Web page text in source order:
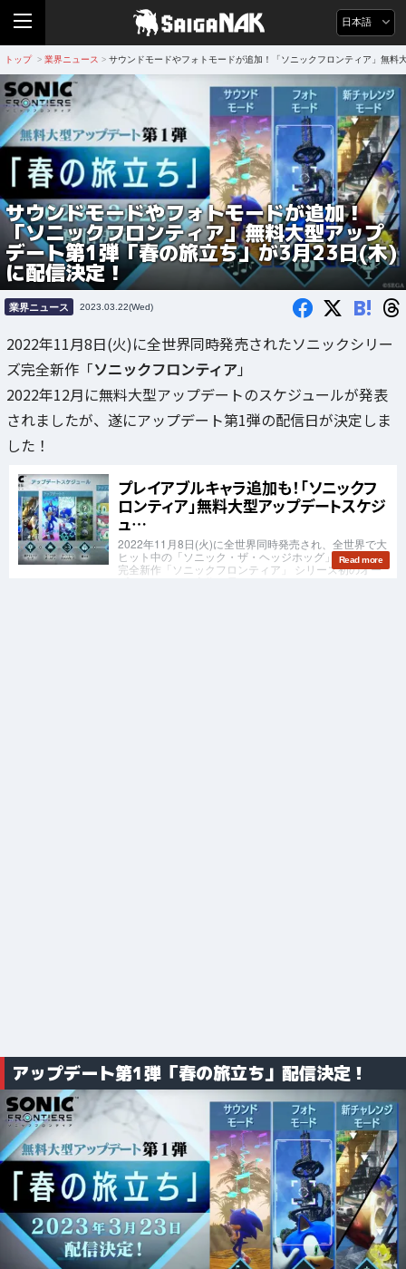
日本語
トップ > 業界ニュース > サウンドモードやフォトモードが追加！「ソニックフロンティア」無
サウンドモードやフォトモードが追加！
「ソニックフロンティア」無料大型アップ
デート第1弾「春の旅立ち」が3月23日(木)
に配信決定！
業界ニュース 2023.03.22(Wed) B!
2022年11月8日(火)に全世界同時発売されたソニックシリー
ズ完全新作「ソニックフロンティア」
2022年12月に無料大型アップデートのスケジュールが発表
されましたが、遂にアップデート第1弾の配信日が決定しま
した！
アップデート第1弾「春の旅立ち」配信決定！